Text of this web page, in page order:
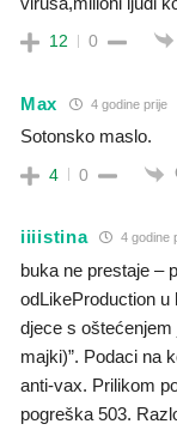
12 0
Max 4 godine prije
Sotonsko maslo.
4 0
iiiistina 4 godine
buka ne prestaje –
odLikeProduction u
djece s oštećenjem
majki)”. Podaci na
anti-vax. Prilikom
pogreška 503.